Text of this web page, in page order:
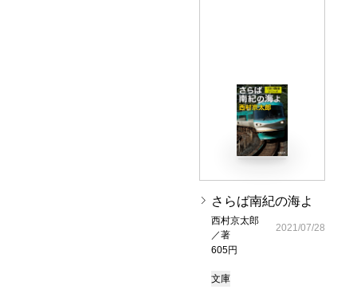
さらば南紀の海よ
西村京太郎
／著
605円
2021/07/28
文庫